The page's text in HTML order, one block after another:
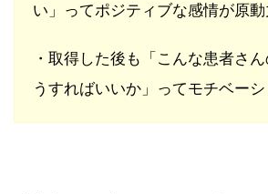
い」ってポジティブな感情が原
・取得した後も「こんな患者さ
うすればいいか」ってモチベー